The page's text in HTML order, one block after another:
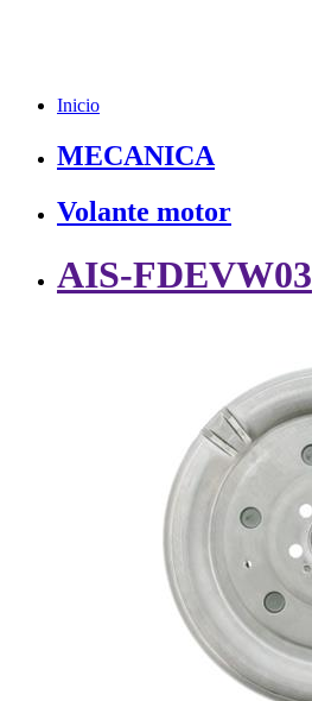
Inicio
MECANICA
Volante motor
AIS-FDEVW03